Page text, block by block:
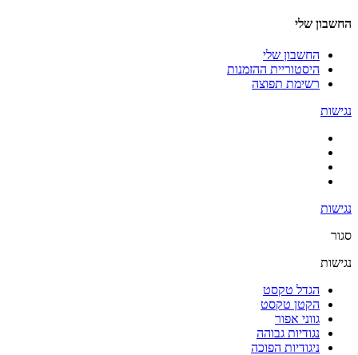
החשבון שלי
החשבון שלי
היסטוריית ההזמנות
רשימת תפוצה
נגישות
נגישות
סגור
נגישות
הגדל טקסט
הקטן טקסט
גווני אפור
נגודיות גבוהה
ניגודיות הפוכה